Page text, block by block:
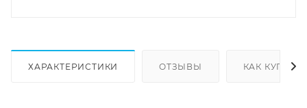
ХАРАКТЕРИСТИКИ ОТЗЫВЫ КАК КУПИТЬ